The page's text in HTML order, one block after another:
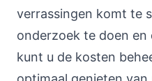
verrassingen komt te
onderzoek te doen
kunt u de kosten